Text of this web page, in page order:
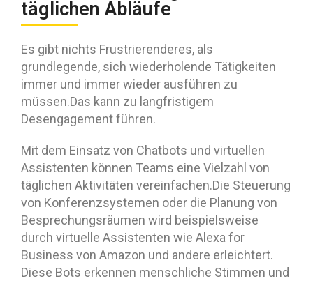
täglichen Abläufe
Es gibt nichts Frustrierenderes, als
grundlegende, sich wiederholende Tätigkeiten
immer und immer wieder ausführen zu
müssen.Das kann zu langfristigem
Desengagement führen.
Mit dem Einsatz von Chatbots und virtuellen
Assistenten können Teams eine Vielzahl von
täglichen Aktivitäten vereinfachen.Die Steuerung
von Konferenzsystemen oder die Planung von
Besprechungsräumen wird beispielsweise
durch virtuelle Assistenten wie Alexa for
Business von Amazon und andere erleichtert.
Diese Bots erkennen menschliche Stimmen und